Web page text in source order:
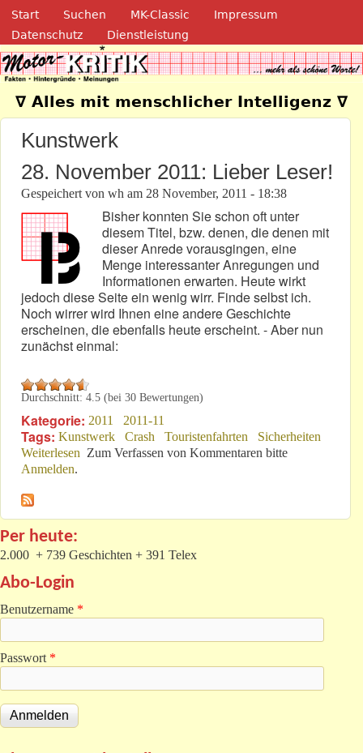
Direkt zum Inhalt
Navigation
Start Suchen MK-Classic
Impressum
Datenschutz
Dienstleistung
Motor-Kritik.de
∇ Alles mit menschlicher Intelligenz ∇
Kunstwerk
28. November 2011: Lieber Leser!
Gespeichert von wh am 28 November, 2011 - 18:38
Bisher konnten Sie schon oft unter
diesem Titel, bzw. denen, die denen mit
dieser Anrede vorausgingen, eine
Menge interessanter Anregungen und
Informationen erwarten. Heute wirkt
jedoch diese Seite ein wenig wirr. Finde selbst ich.
Noch wirrer wird Ihnen eine andere Geschichte
erscheinen, die ebenfalls heute erscheint. - Aber nun
zunächst einmal:
Durchschnitt: 4.5 (bei 30 Bewertungen)
Kategorie: 2011 2011-11
Tags: Kunstwerk Crash Touristenfahrten
Sicherheiten
Weiterlesen über 28. November 2011: Lieber Leser!
Zum Verfassen von Kommentaren bitte
Anmelden.
Per heute:
2.000 + 739 Geschichten + 391 Telex
Abo-Login
Benutzername *
Passwort *